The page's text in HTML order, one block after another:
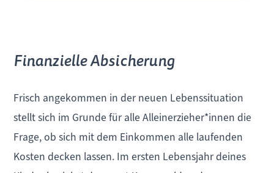
Finanzielle Absicherung
Frisch angekommen in der neuen Lebenssituation
stellt sich im Grunde für alle Alleinerzieher*innen die
Frage, ob sich mit dem Einkommen alle laufenden
Kosten decken lassen. Im ersten Lebensjahr deines